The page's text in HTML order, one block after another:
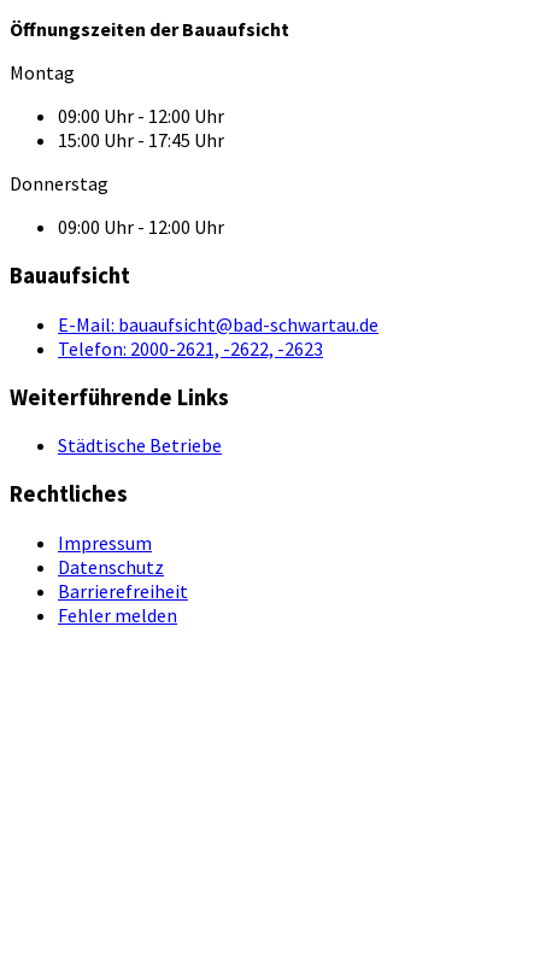
Öffnungszeiten der Bauaufsicht
Montag
09:00 Uhr - 12:00 Uhr
15:00 Uhr - 17:45 Uhr
Donnerstag
09:00 Uhr - 12:00 Uhr
Bauaufsicht
E-Mail: bauaufsicht@bad-schwartau.de
Telefon: 2000-2621, -2622, -2623
Weiterführende Links
Städtische Betriebe
Rechtliches
Impressum
Datenschutz
Barrierefreiheit
Fehler melden